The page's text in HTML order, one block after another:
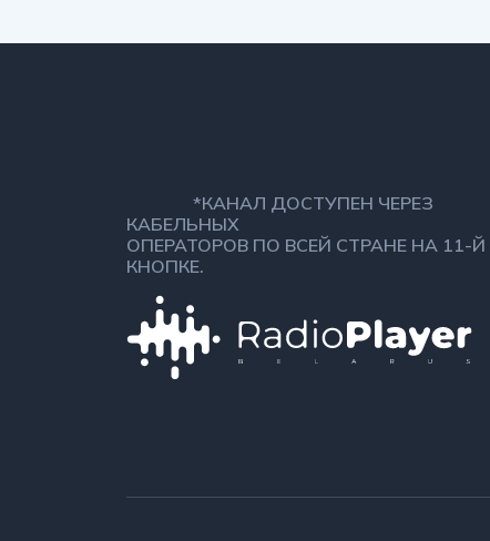
*КАНАЛ ДОСТУПЕН ЧЕРЕЗ
КАБЕЛЬНЫХ
ОПЕРАТОРОВ ПО ВСЕЙ СТРАНЕ НА 11-Й
КНОПКЕ.